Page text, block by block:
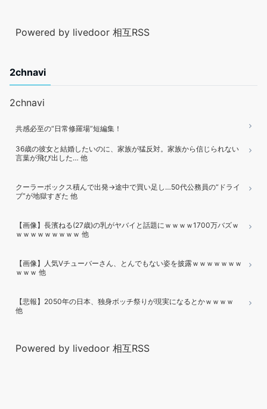
Powered by livedoor 相互RSS
2chnavi
2chnavi
共感必至の“日常修羅場”短編集！
36歳の彼女と結婚したいのに、家族が猛反対。家族から信じられない
言葉が飛び出した… 他
クーラーボックス積んで出発→途中で買い足し…50代公務員の“ドライ
ブ”が地獄すぎた 他
【画像】長濱ねる(27歳)の乳がヤバイと話題にｗｗｗｗ1700万バズｗ
ｗｗｗｗｗｗｗｗｗ 他
【画像】人気Vチューバーさん、とんでもない姿を披露ｗｗｗｗｗｗｗ
ｗｗｗ 他
【悲報】2050年の日本、独身ボッチ祭りが現実になるとかｗｗｗｗ
他
Powered by livedoor 相互RSS